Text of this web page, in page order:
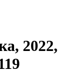
2022,